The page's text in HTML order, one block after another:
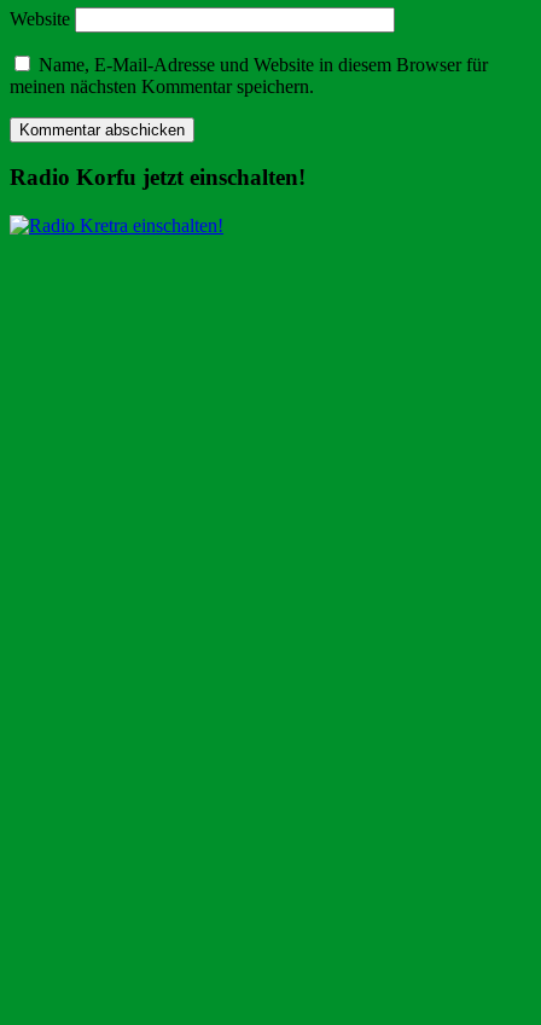
Website
Name, E-Mail-Adresse und Website in diesem Browser für
meinen nächsten Kommentar speichern.
Radio Korfu jetzt einschalten!